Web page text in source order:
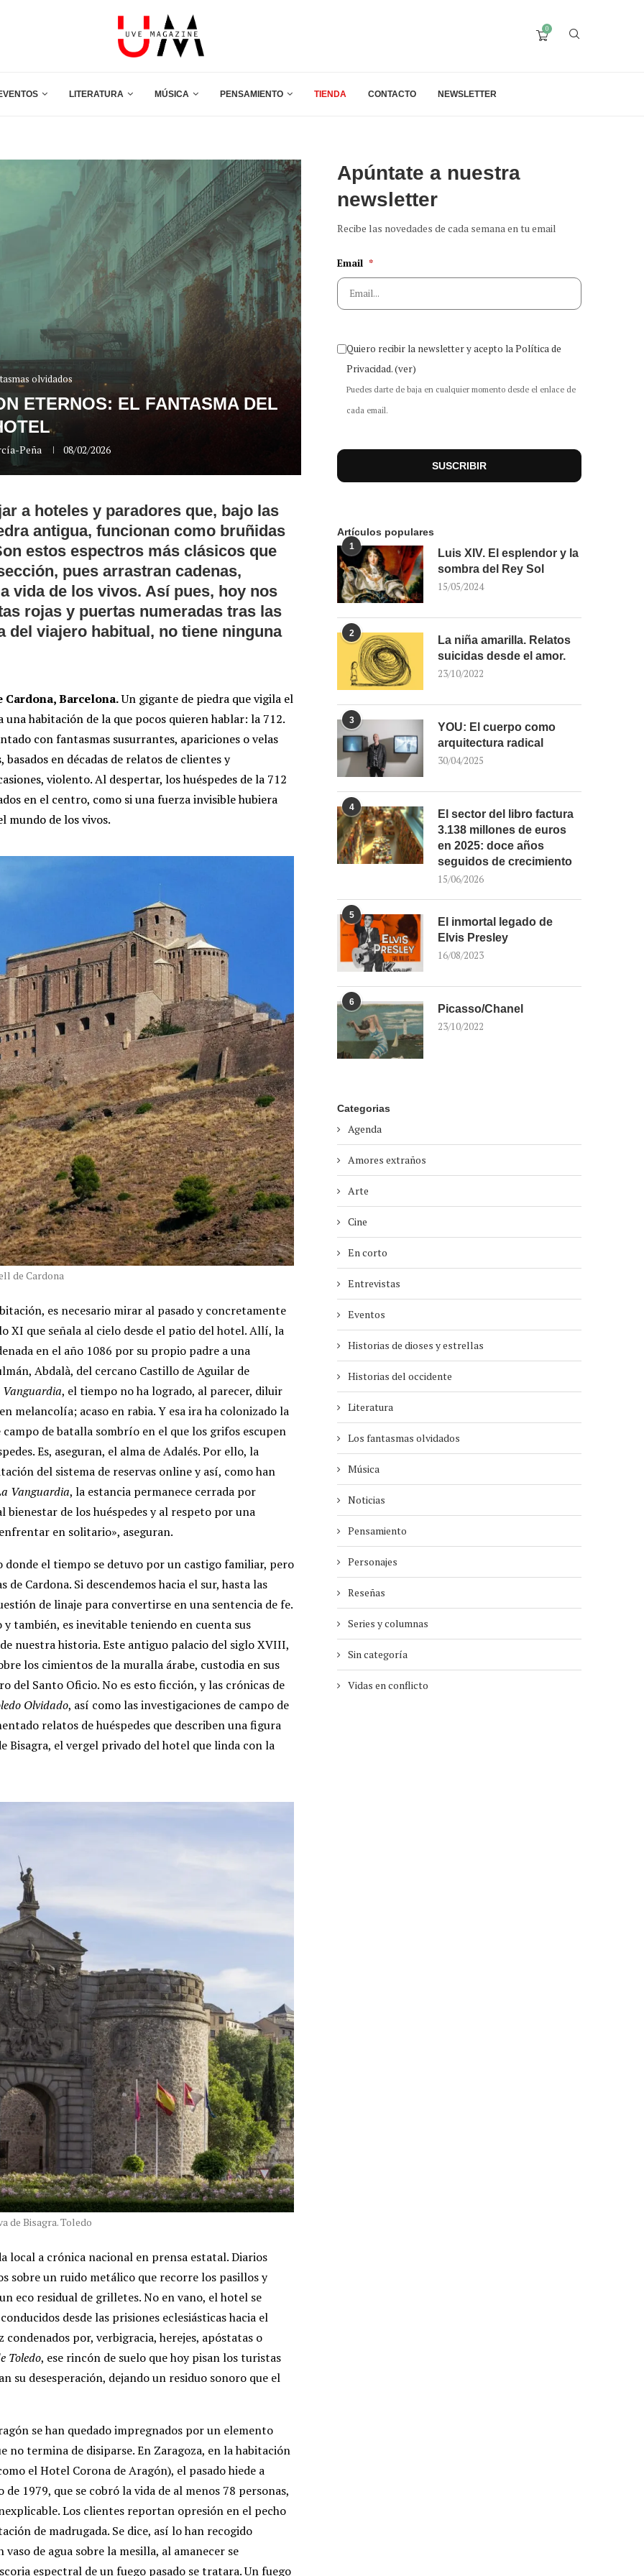
0
LITERATURA MÚSICA PENSAMIENTO TIENDA CONTACTO NEWSLETTER
olvidados
ETERNOS: EL FANTASMA DEL
Peña 08/02/2026
a hoteles y paradores que, bajo las
antigua, funcionan como bruñidas
estos espectros más clásicos que
pues arrastran cadenas,
vida de los vivos. Así pues, hoy nos
rojas y puertas numeradas tras las
del viajero habitual, no tiene ninguna
Cardona, Barcelona.Un gigante de piedra que vigila el
habitación de la que pocos quieren hablar: la 712.
con fantasmas susurrantes, apariciones o velas
en décadas de relatos de clientes y
violento. Al despertar, los huéspedes de la 712
en el centro, como si una fuerza invisible hubiera
mundo de los vivos.
de Cardona
es necesario mirar al pasado y concretamente
XI que señala al cielo desde el patio del hotel. Allí, la
en el año 1086 por su propio padre a una
Abdalà, del cercano Castillo de Aguilar de
Vanguardia, el tiempo no ha logrado, al parecer, diluir
melancolía; acaso en rabia. Y esa ira ha colonizado la
de batalla sombrío en el que los grifos escupen
Es, aseguran, el alma de Adalés. Por ello, la
del sistema de reservas online y así, como han
Vanguardia, la estancia permanece cerrada por
bienestar de los huéspedes y al respeto por una
en solitario», aseguran.
el tiempo se detuvo por un castigo familiar, pero
Cardona. Si descendemos hacia el sur, hasta las
de linaje para convertirse en una sentencia de fe.
también, es inevitable teniendo en cuenta sus
nuestra historia. Este antiguo palacio del siglo XVIII,
los cimientos de la muralla árabe, custodia en sus
del Santo Oficio. No es esto ficción, y las crónicas de
Olvidado, así como las investigaciones de campo de
relatos de huéspedes que describen una figura
Bisagra, el vergel privado del hotel que linda con la
de Bisagra. Toledo
local a crónica nacional en prensa estatal. Diarios
sobre un ruido metálico que recorre los pasillos y
eco residual de grilletes. No en vano, el hotel se
desde las prisiones eclesiásticas hacia el
por, verbigracia, herejes, apóstatas o
Toledo, ese rincón de suelo que hoy pisan los turistas
su desesperación, dejando un residuo sonoro que el
se han quedado impregnados por un elemento
no termina de disiparse. En Zaragoza, en la habitación
el Hotel Corona de Aragón), el pasado hiede a
1979, que se cobró la vida de al menos 78 personas,
Los clientes reportan opresión en el pecho
de madrugada. Se dice, así lo han recogido
vaso de agua sobre la mesilla, al amanecer se
espectral de un fuego pasado se tratara. Un fuego
Apúntate a nuestra
newsletter
Recibe las novedades de cada semana en tu email
Email *
Quiero recibir la newsletter y acepto la Política de
Privacidad.(ver)
Puedes darte de baja en cualquier momento desde el enlace de
cada email.
Artículos populares
1
Luis XIV. El esplendor y la
sombra del Rey Sol
15/05/2024
2
La niña amarilla. Relatos
suicidas desde el amor.
23/10/2022
3
YOU: El cuerpo como
arquitectura radical
30/04/2025
4
El sector del libro factura
3.138 millones de euros
en 2025: doce años
seguidos de crecimiento
15/06/2026
5
El inmortal legado de
Elvis Presley
16/08/2023
6
Picasso/Chanel
23/10/2022
Categorias
Agenda
Amores extraños
Arte
Cine
En corto
Entrevistas
Eventos
Historias de dioses y estrellas
Historias del occidente
Literatura
Los fantasmas olvidados
Música
Noticias
Pensamiento
Personajes
Reseñas
Series y columnas
Sin categoría
Vidas en conflicto